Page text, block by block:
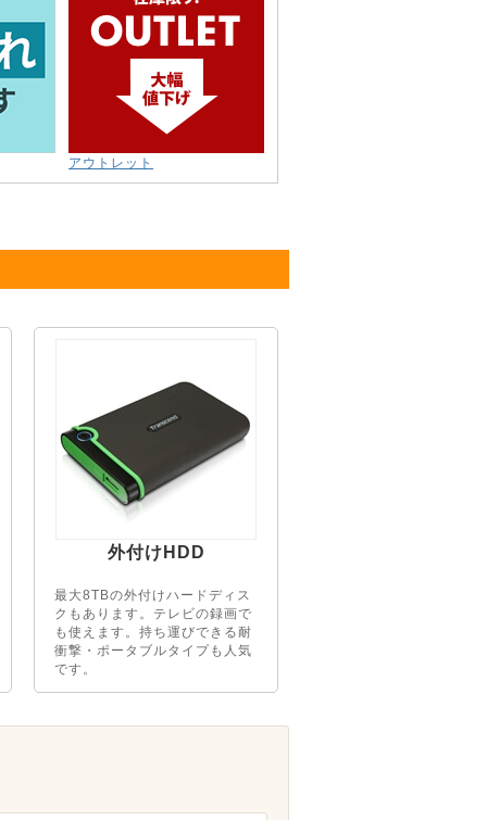
アウトレット
外付けHDD
最大8TBの外付けハードディス
クもあります。テレビの録画で
も使えます。持ち運びできる耐
衝撃・ポータブルタイプも人気
です。